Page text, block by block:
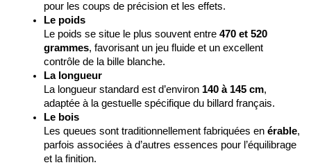
pour les coups de précision et les effets.
Le poids
Le poids se situe le plus souvent entre 470 et 520
grammes, favorisant un jeu fluide et un excellent
contrôle de la bille blanche.
La longueur
La longueur standard est d’environ 140 à 145 cm,
adaptée à la gestuelle spécifique du billard français.
Le bois
Les queues sont traditionnellement fabriquées en érable,
parfois associées à d’autres essences pour l’équilibrage
et la finition.